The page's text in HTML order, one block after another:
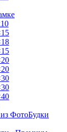
ФотоБудки